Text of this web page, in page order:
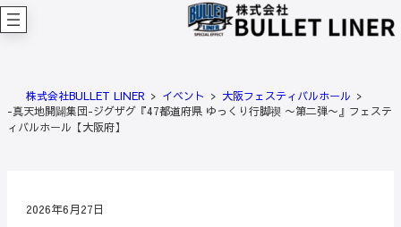
内
容
ッ
プ
株式会社BULLET LINER イベント
大阪フェスティバルホール
-真天地開闢集団-ジグザグ『47都道府県 ゆっくり行脚禊 〜第二弾〜』フェステ
ィバルホール【大阪府】
2026年6月27日